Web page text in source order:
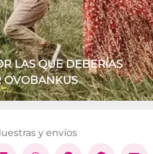
LAS QUE DEBERÍAS
OVOBANKUS
y envíos